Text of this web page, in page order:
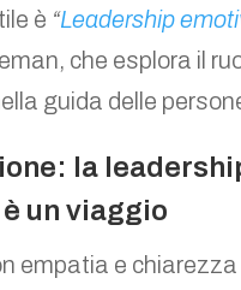
è “Leadership
che esplora il
guida delle
la
un viaggio
empatia e chiarezza